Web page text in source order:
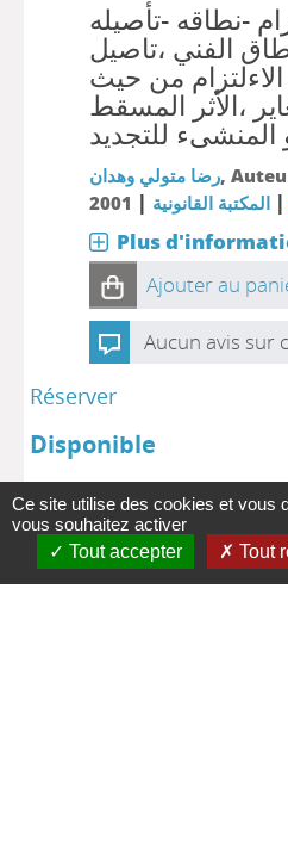
-نطاقه -تأصيله
الفني ،تاصيل
من حيث
،الأثر المسقط
المنشىء للتجديد
رضا متولي وهدان,
|المكتبة القانونية |
2001
Plus
Ajouter au
Aucun avis sur
Réserver
Disponible
1 2 3 4
- 45 / 76)
Par page :
Ce site utilise des cookies et vous
vous souhaitez activer
Tout accepter
Tout